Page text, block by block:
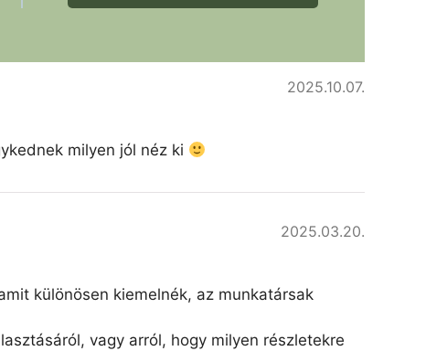
2025.10.07.
milyen jól néz ki
2025.03.20.
különösen kiemelnék, az munkatársak
vagy arról, hogy milyen részletekre